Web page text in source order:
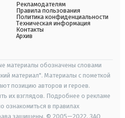
Рекламодателям
Правила пользования
Политика конфиденциальности
Техническая информация
Контакты
Архив
материалы обозначены словами
материал". Материалы с пометкой
позицию авторов и героев.
их взглядов. Подробнее о рекламе
ознакомиться в правилах
защищены. © 2005—2022, ЗАО